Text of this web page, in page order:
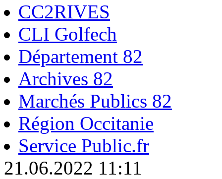
CC2RIVES
CLI Golfech
Département 82
Archives 82
Marchés Publics 82
Région Occitanie
Service Public.fr
21.06.2022 11:11